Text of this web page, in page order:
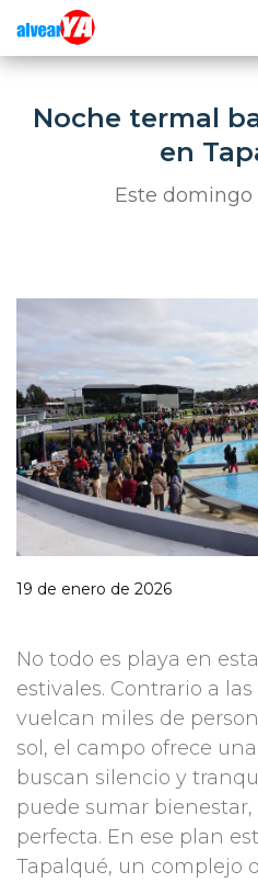
Noche termal
en
Este domingo
19 de enero de 2026
No todo es playa en
estivales. Contrario a
vuelcan miles de
sol, el campo ofrece
buscan silencio y
puede sumar
perfecta. En ese plan
Tapalqué, un complejo